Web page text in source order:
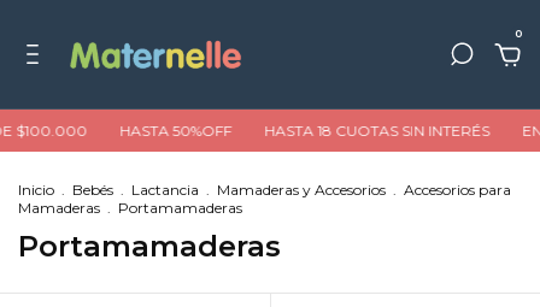
0
$100.000 HASTA 50%OFF HASTA 18 CUOTAS SIN INTERÉS
Inicio . Bebés . Lactancia . Mamaderas y Accesorios . Accesorios para
Mamaderas . Portamamaderas
Portamamaderas